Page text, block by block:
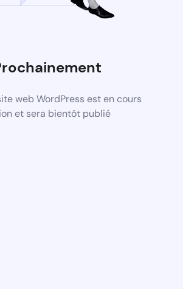
web WordPress est en cours
et sera bientôt publié